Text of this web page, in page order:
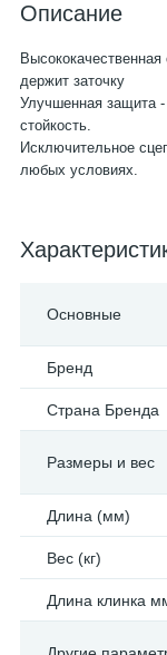
Описание
держит заточку
Улучшенная защита
стойкость.
Исключительное
любых условиях.
Основные
Бренд
Страна Бренда
Размеры и вес
Длина (мм)
Вес (кг)
Длина клинка